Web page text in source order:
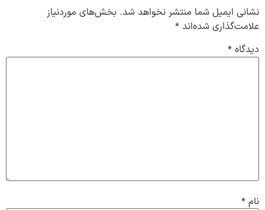
نشانی ایمیل شما منتشر نخواهد شد. بخش‌های موردنیاز
علامت‌گذاری شده‌اند *
دیدگاه *
نام *